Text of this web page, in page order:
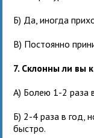
Б) Да, иногда
В) Постоянно
7. Склонны ли вы к
А) Болею 1-2 раза
Б) 2-4 раза в год,
быстро.